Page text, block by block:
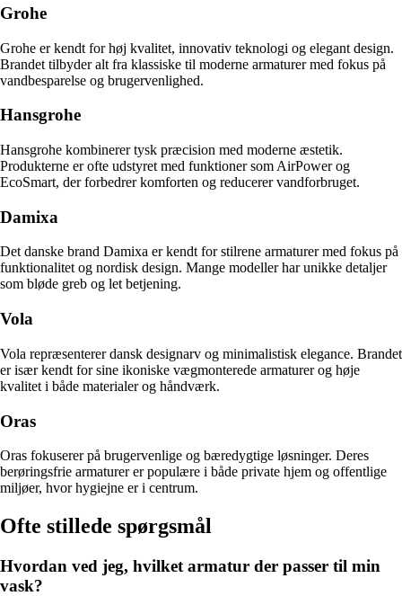
Grohe
Grohe er kendt for høj kvalitet, innovativ teknologi og elegant design.
Brandet tilbyder alt fra klassiske til moderne armaturer med fokus på
vandbesparelse og brugervenlighed.
Hansgrohe
Hansgrohe kombinerer tysk præcision med moderne æstetik.
Produkterne er ofte udstyret med funktioner som AirPower og
EcoSmart, der forbedrer komforten og reducerer vandforbruget.
Damixa
Det danske brand Damixa er kendt for stilrene armaturer med fokus på
funktionalitet og nordisk design. Mange modeller har unikke detaljer
som bløde greb og let betjening.
Vola
Vola repræsenterer dansk designarv og minimalistisk elegance. Brandet
er især kendt for sine ikoniske vægmonterede armaturer og høje
kvalitet i både materialer og håndværk.
Oras
Oras fokuserer på brugervenlige og bæredygtige løsninger. Deres
berøringsfrie armaturer er populære i både private hjem og offentlige
miljøer, hvor hygiejne er i centrum.
Ofte stillede spørgsmål
Hvordan ved jeg, hvilket armatur der passer til min
vask?